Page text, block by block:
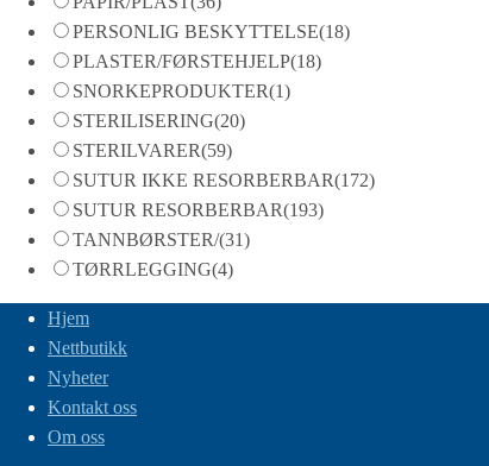
PERSONLIG BESKYTTELSE(18)
PLASTER/FØRSTEHJELP(18)
SNORKEPRODUKTER(1)
STERILISERING(20)
STERILVARER(59)
SUTUR IKKE RESORBERBAR(172)
SUTUR RESORBERBAR(193)
TANNBØRSTER/(31)
TØRRLEGGING(4)
Hjem
Nettbutikk
Nyheter
Kontakt oss
Om oss